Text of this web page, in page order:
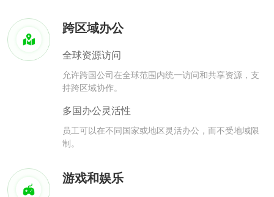
跨区域办公
全球资源访问
允许跨国公司在全球范围内统一访问和共享资源，支
持跨区域协作。
多国办公灵活性
员工可以在不同国家或地区灵活办公，而不受地域限
制。
游戏和娱乐